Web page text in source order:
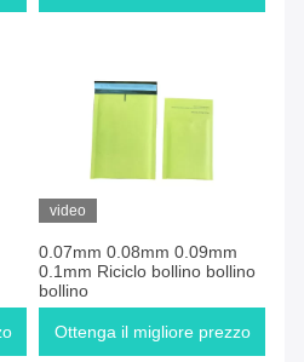
video
0.07mm 0.08mm 0.09mm
0.1mm Riciclo bollino bollino
bollino
Ottenga il migliore prezzo